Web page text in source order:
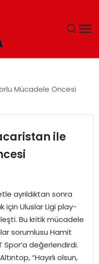
Mücadele Öncesi
ile
ayrıldıktan sonra
için Uluslar Ligi play-
Bu kritik mücadele
sorumlusu Hamit
Spor’a değerlendirdi.
“Hayırlı olsun,